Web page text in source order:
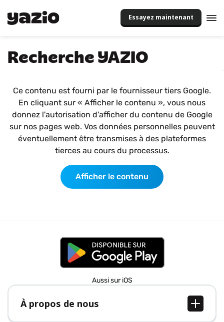
Essayez maintenant
Recherche YAZIO
Ce contenu est fourni par le fournisseur tiers Google.
En cliquant sur « Afficher le contenu », vous nous
donnez l'autorisation d'afficher du contenu de Google
sur nos pages web. Vos données personnelles peuvent
éventuellement être transmises à des plateformes
tierces au cours du processus.
Afficher le contenu
Aussi sur iOS
À propos de nous